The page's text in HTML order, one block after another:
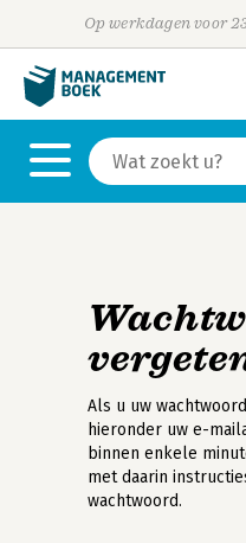
Op werkdagen voor
Als u uw
hieronder uw e-
binnen enkele
met daarin
wachtwoord.